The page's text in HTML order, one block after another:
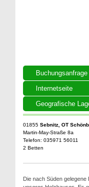
Buchungsanfrage
Internetseite
Geografische
01855 Sebnitz, OT
Martin-May-Straße 8a
Telefon: 035971 56011
2 Betten
Die nach Süden